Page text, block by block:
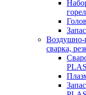
Воздушно-
сварка,